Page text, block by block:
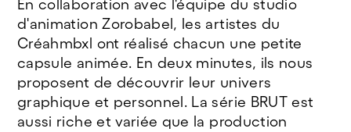
En collaboration avec l'équipe du studio
d'animation Zorobabel, les artistes du
Créahmbxl ont réalisé chacun une petite
capsule animée. En deux minutes, ils nous
proposent de découvrir leur univers
graphique et personnel. La série BRUT est
aussi riche et variée que la production